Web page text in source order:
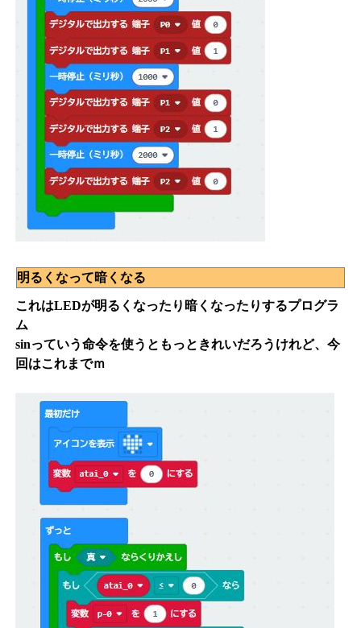
明るくなって暗くなる
これはLEDが明るくなったり暗くなったりするプログラ
ム
sinっていう命令を使うともっときれいだろうけれど、今
回はこれまでｍ